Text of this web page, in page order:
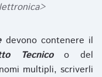
devono contenere il
Tecnicoo del
multipli, scriverli